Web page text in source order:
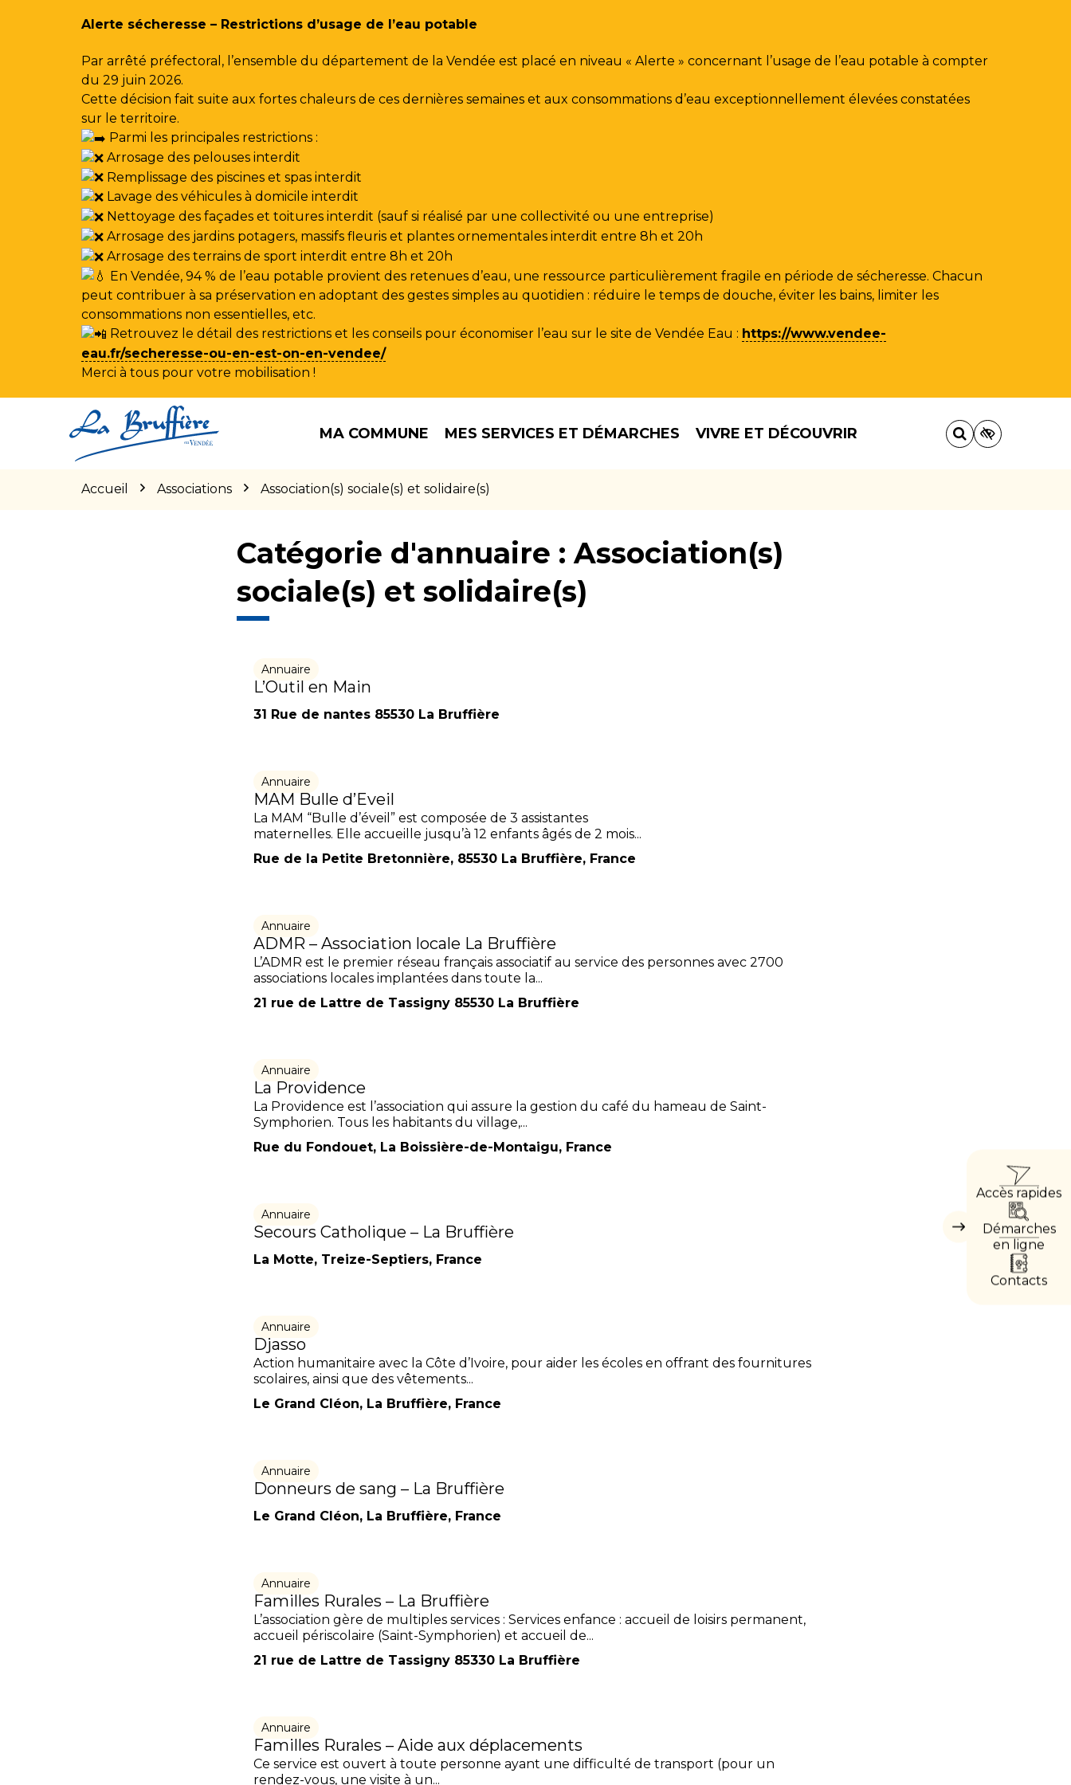
Alerte sécheresse – Restrictions d’usage de l’eau potable
Par arrêté préfectoral, l’ensemble du département de la Vendée est placé en niveau « Alerte » concernant l’usage de l’eau potable à compter
du 29 juin 2026.
Cette décision fait suite aux fortes chaleurs de ces dernières semaines et aux consommations d’eau exceptionnellement élevées constatées
sur le territoire.
Parmi les principales restrictions :
Arrosage des pelouses interdit
Remplissage des piscines et spas interdit
Lavage des véhicules à domicile interdit
Nettoyage des façades et toitures interdit (sauf si réalisé par une collectivité ou une entreprise)
Arrosage des jardins potagers, massifs fleuris et plantes ornementales interdit entre 8h et 20h
Arrosage des terrains de sport interdit entre 8h et 20h
En Vendée, 94 % de l’eau potable provient des retenues d’eau, une ressource particulièrement fragile en période de sécheresse. Chacun
peut contribuer à sa préservation en adoptant des gestes simples au quotidien : réduire le temps de douche, éviter les bains, limiter les
consommations non essentielles, etc.
Retrouvez le détail des restrictions et les conseils pour économiser l’eau sur le site de Vendée Eau : https://www.vendee-
eau.fr/secheresse-ou-en-est-on-en-vendee/
Merci à tous pour votre mobilisation !
MA COMMUNE MES SERVICES ET DÉMARCHES VIVRE ET DÉCOUVRIR
Accueil Associations Association(s) sociale(s) et solidaire(s)
Masquer
Accès rapides
Démarches
en ligne
Contacts
Catégorie d'annuaire :Association(s)
sociale(s) et solidaire(s)
Annuaire
L’Outil en Main
31 Rue de nantes 85530 La Bruffière
Annuaire
MAM Bulle d’Eveil
La MAM “Bulle d’éveil” est composée de 3 assistantes
maternelles. Elle accueille jusqu’à 12 enfants âgés de 2 mois...
Rue de la Petite Bretonnière, 85530 La Bruffière, France
Annuaire
ADMR – Association locale La Bruffière
L’ADMR est le premier réseau français associatif au service des personnes avec 2700
associations locales implantées dans toute la...
21 rue de Lattre de Tassigny 85530 La Bruffière
Annuaire
La Providence
La Providence est l’association qui assure la gestion du café du hameau de Saint-
Symphorien. Tous les habitants du village,...
Rue du Fondouet, La Boissière-de-Montaigu, France
Annuaire
Secours Catholique – La Bruffière
La Motte, Treize-Septiers, France
Annuaire
Djasso
Action humanitaire avec la Côte d’Ivoire, pour aider les écoles en offrant des fournitures
scolaires, ainsi que des vêtements...
Le Grand Cléon, La Bruffière, France
Annuaire
Donneurs de sang – La Bruffière
Le Grand Cléon, La Bruffière, France
Annuaire
Familles Rurales – La Bruffière
L’association gère de multiples services : Services enfance : accueil de loisirs permanent,
accueil périscolaire (Saint-Symphorien) et accueil de...
21 rue de Lattre de Tassigny 85330 La Bruffière
Annuaire
Familles Rurales – Aide aux déplacements
Ce service est ouvert à toute personne ayant une difficulté de transport (pour un
rendez-vous, une visite à un...